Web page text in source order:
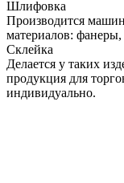
Шлифовка
Производится
материалов:
Склейка
Делается у таких
продукция для
индивидуально.